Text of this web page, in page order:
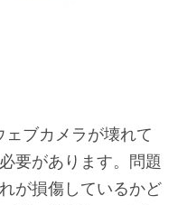
ブカメラが壊れて
要があります。問題
が損傷しているかど